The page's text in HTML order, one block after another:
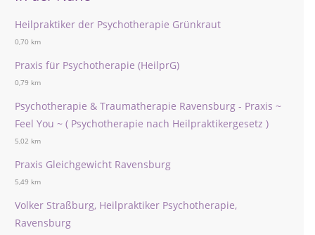
Heilpraktiker der Psychotherapie Grünkraut
0,70 km
Praxis für Psychotherapie (HeilprG)
0,79 km
Psychotherapie & Traumatherapie Ravensburg - Praxis ~
Feel You ~ ( Psychotherapie nach Heilpraktikergesetz )
5,02 km
Praxis Gleichgewicht Ravensburg
5,49 km
Volker Straßburg, Heilpraktiker Psychotherapie,
Ravensburg